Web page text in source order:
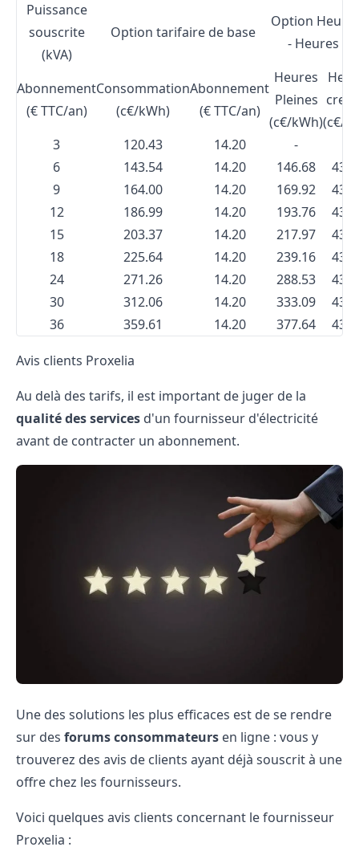
Puissance
souscrite
(kVA)
Option tarifaire de base
Option
- Heures
Abonnement
(€ TTC/an)
Consommation
(c€/kWh)
Abonnement
(€ TTC/an)
Heures
Pleines
(c€/kWh)(c€/
3
120.43 14.20 -
6
143.54 14.20 146.68
9
164.00 14.20 169.92
12
186.99 14.20 193.76
15
203.37 14.20 217.97
18
225.64 14.20 239.16
24
271.26 14.20 288.53
30
312.06 14.20 333.09
36
359.61 14.20 377.64
Avis clients Proxelia
Au delà des tarifs, il est important de juger de la
qualité des services d'un fournisseur d'électricité
avant de contracter un abonnement.
Une des solutions les plus efficaces est de se rendre
sur des forums consommateurs en ligne : vous y
trouverez des avis de clients ayant déjà souscrit à une
offre chez les fournisseurs.
Voici quelques avis clients concernant le fournisseur
Proxelia :